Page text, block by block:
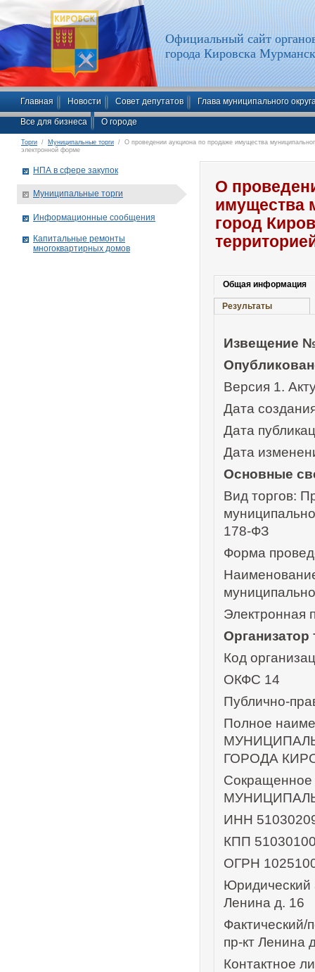
Официальный сайт
города Кировска
Главная Новости Совет депутатов Глава муниципального
Все для бизнеса О городе
Торги / Муниципальные торги / О проведении аукциона по продаже имущества
электронной форме
О
имущества
город
Общая информация
Результаты
Извещение №
Версия 1.
Дата
Дата
Дата
Основные
Вид торгов:
178-ФЗ
Форма
Электронная
Организатор
Код
ОКФС 14
Публично-
Полное
ГОРОДА
ИНН
КПП
ОГРН
Юридический
Ленина д. 16
Фактический/
пр-кт Ленина
Контактное
НПА в сфере закупок
Муниципальные торги
Информационные сообщения
Капитальные ремонты
многоквартирных домов